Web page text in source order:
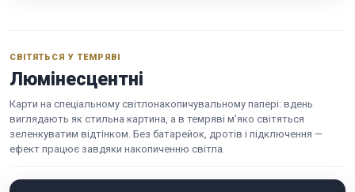
СВІТЯТЬСЯ У ТЕМРЯВІ
Люмінесцентні
Карти на спеціальному світлонакопичувальному папері: вдень
виглядають як стильна картина, а в темряві м’яко світяться
зеленкуватим відтінком. Без батарейок, дротів і підключення —
ефект працює завдяки накопиченню світла.